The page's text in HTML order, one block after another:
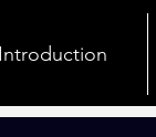
Request Data
Introduction